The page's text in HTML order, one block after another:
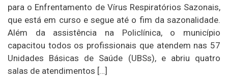
para o Enfrentamento de Vírus Respiratórios Sazonais,
que está em curso e segue até o fim da sazonalidade.
Além da assistência na Policlínica, o município
capacitou todos os profissionais que atendem nas 57
Unidades Básicas de Saúde (UBSs), e abriu quatro
salas de atendimentos […]